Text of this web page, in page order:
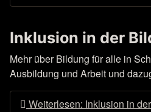
Inklusion in der
Mehr über Bildung für alle in
Ausbildung und Arbeit und
Weiterlesen: Inklusion in